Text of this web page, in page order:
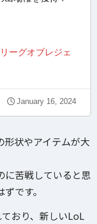
ーグオブレジェ
January 16, 2024
形状やアイテムが大
に苦戦していると思
です。
おり、新しいLoL